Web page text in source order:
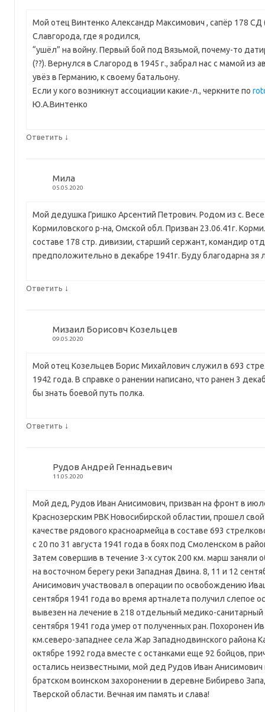
Мой отец Винтенко Александр Максимович , сапёр 178 СД
Славгорода, где я родился,
“ушёл” на войну. Первый бой под Вязьмой, почему-то
(??). Вернулся в Слагород в 1945 г., забрал нас с мамой из
увёз в Германию, к своему батальону.
Если у кого возникнут ассоциации какие-л., черкните по
Ю.А.Винтенко
Ответить ↓
Мила
05.05.2020
Мой дедушка Гришко Арсентий Петрович. Родом из с.
Кормиловского р-на, Омской обл. Призван 23.06.41г.
составе 178 стр. дивизии, старший сержант, командир
предположительно в декабре 1941г. Буду благодарна
Ответить ↓
Мизаил Борисовч Козельцев
09.05.2020
Мой отец Козельцев Борис Михайлович служил в 693
1942 года. В справке о ранении написано, что ранен 3
бы знать боевой путь полка.
Ответить ↓
Рудов Андрей Геннадьевич
11.05.2020
Мой дед, Рудов Иван Анисимович, призван на фронт в
Краснозерским РВК Новосибирской областии, прошел
качестве рядового красноармейца в составе 693
с 20 по 31 августа 1941 года в боях под Смоленском в
Затем совершив в течение 3-х суток 200 км. марш заняли
на восточном берегу реки Западная Двина. 8, 11 и 12
Анисимович участвовал в операции по освобождению
сентября 1941 года во время артналета получил слепое
вывезен на лечение в 218 отдельный медико-санитарный
сентября 1941 года умер от полученных ран. Похоронен
км.северо-западнее села Жар Западнодвинского района
октябре 1992 года вместе с останками еще 92 бойцов,
остались неизвестными, мой дед Рудов Иван Анисимович
братском воинском захоронении в деревне Бибирево
Тверской области. Вечная им память и слава!